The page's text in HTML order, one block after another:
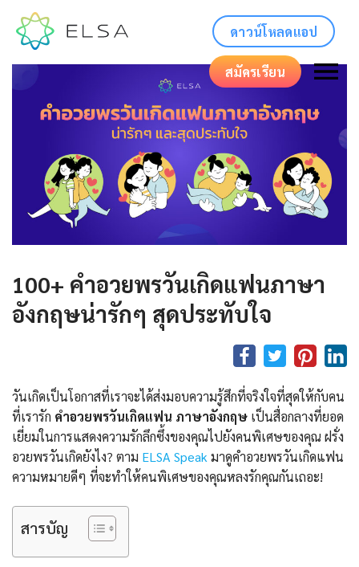
ดาวน์โหลดแอป
สมัครเรียน
100+ คําอวยพรวันเกิดแฟนภาษา
อังกฤษน่ารักๆ สุดประทับใจ
วันเกิดเป็นโอกาสที่เราจะได้ส่งมอบความรู้สึกที่จริงใจที่สุดให้กับคน
ที่เรารัก คําอวยพรวันเกิดแฟน ภาษาอังกฤษ เป็นสื่อกลางที่ยอด
เยี่ยมในการแสดงความรักลึกซึ้งของคุณไปยังคนพิเศษของคุณ ฝรั่ง
อวยพรวันเกิดยังไง? ตาม ELSA Speak มาดูคําอวยพรวันเกิดแฟน
ความหมายดีๆ ที่จะทำให้คนพิเศษของคุณหลงรักคุณกันเถอะ!
สารบัญ